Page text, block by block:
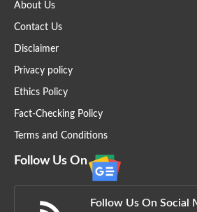
About Us
Contact Us
Disclaimer
Privacy policy
Ethics Policy
Fact-Checking Policy
Terms and Conditions
Follow Us On
Follow Us On Social